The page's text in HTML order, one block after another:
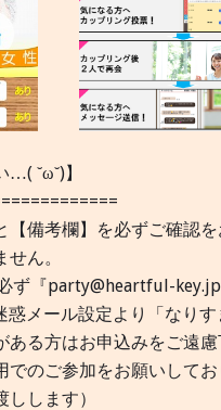
˘ω˘)】
備考欄】を必ずご確認
せん。
『party@heartful-
メール設定より「なりす
る方はお申込みをご遠慮
のご参加をお願いしてお
します）